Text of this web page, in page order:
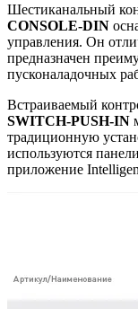
Шестиканальный
CONSOLE-DIN
управления. Он
предназначен
пусконаладочных
Встраиваемый
SWITCH-PUSH-IN
традиционную
используются
приложение